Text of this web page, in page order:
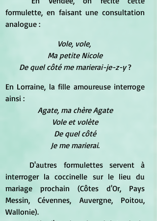
formulette, en faisant une consultation
analogue :
Vole, vole,
Ma petite Nicole
De quel côté me marierai-je-z-y ?
En Lorraine, la fille amoureuse interroge
ainsi :
Agate, ma chère Agate
Vole et volète
De quel côté
Je me marierai.
interroger la coccinelle sur le lieu du
mariage prochain (Côtes d'Or, Pays
Messin, Cévennes, Auvergne, Poitou,
Wallonie).